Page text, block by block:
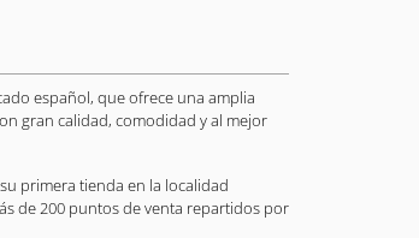
español, que ofrece una amplia
gran calidad, comodidad y al mejor
primera tienda en la localidad
de 200 puntos de venta repartidos por